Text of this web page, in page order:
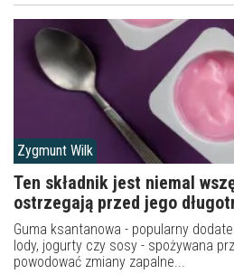
Zygmunt Wilk
Ten składnik jest niemal
ostrzegają przed jego
Guma ksantanowa - popularny
lody, jogurty czy sosy - spożywana
powodować zmiany zapalne...